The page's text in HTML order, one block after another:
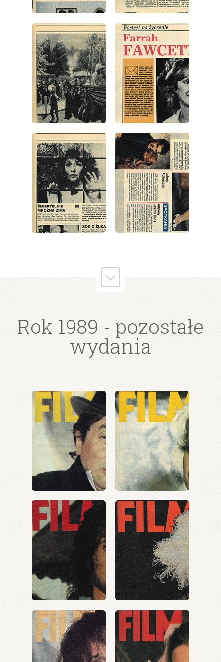
wydanie: 49/1989 wydanie: 49/1989
wydanie: 49/1989 wydanie: 49/1989
wydanie: 49/1989 wydanie: 49/1989
wydanie: 49/1989 wydanie: 49/1989
Rok 1989 - pozostałe
wydania